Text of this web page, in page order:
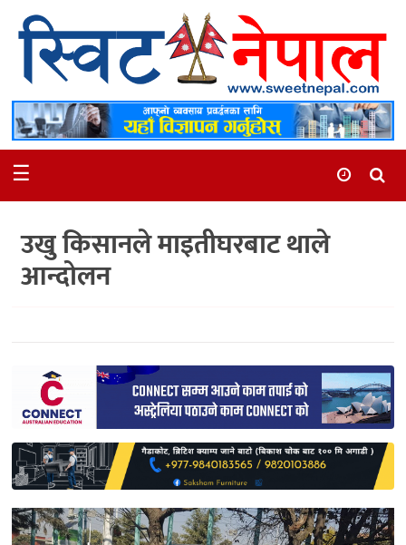
समाचार
स्थानीय
मनोरञ्जन
अन्तर्वार्ता
समाज
भिडियो
साहित्य
प्रदेश
English
☰
उखु किसानले माइतीघरबाट थाले
आन्दोलन